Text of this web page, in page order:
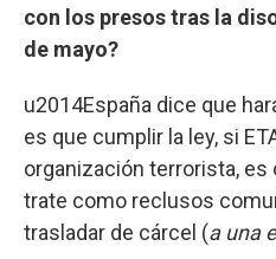
con los presos tras la
de mayo?
u2014España dice que
es que cumplir la ley, si
organización terrorista,
trate como reclusos
trasladar de cárcel (a una